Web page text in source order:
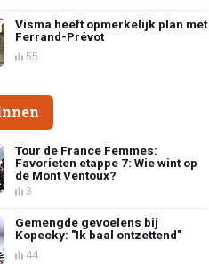
Visma heeft opmerkelijk plan met
Ferrand-Prévot
55
Tour de France Femmes:
Favorieten etappe 7: Wie wint op
de Mont Ventoux?
3
Gemengde gevoelens bij
Kopecky: "Ik baal ontzettend"
44